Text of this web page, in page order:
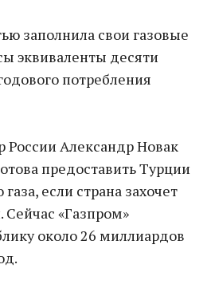
заполнила свои газовые
эквиваленты десяти
потребления
России Александр Новак
предоставить Турции
если страна захочет
Сейчас «Газпром»
около 26 миллиардов